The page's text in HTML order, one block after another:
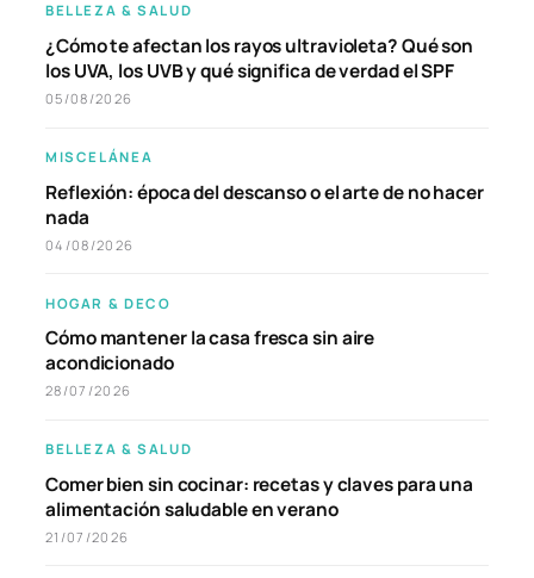
BELLEZA & SALUD
¿Cómo te afectan los rayos ultravioleta? Qué son
los UVA, los UVB y qué significa de verdad el SPF
05/08/2026
MISCELÁNEA
Reflexión: época del descanso o el arte de no hacer
nada
04/08/2026
HOGAR & DECO
Cómo mantener la casa fresca sin aire
acondicionado
28/07/2026
BELLEZA & SALUD
Comer bien sin cocinar: recetas y claves para una
alimentación saludable en verano
21/07/2026